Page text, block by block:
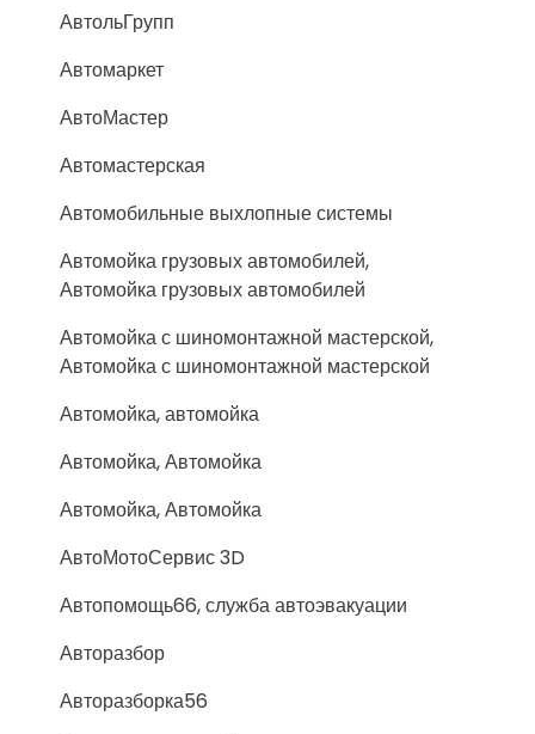
АвтольГрупп
Автомаркет
АвтоМастер
Автомастерская
Автомобильные выхлопные системы
Автомойка грузовых автомобилей,
Автомойка грузовых автомобилей
Автомойка с шиномонтажной мастерской,
Автомойка с шиномонтажной мастерской
Автомойка, автомойка
Автомойка, Автомойка
Автомойка, Автомойка
АвтоМотоСервис 3D
Автопомощь66, служба автоэвакуации
Авторазбор
Авторазборка56